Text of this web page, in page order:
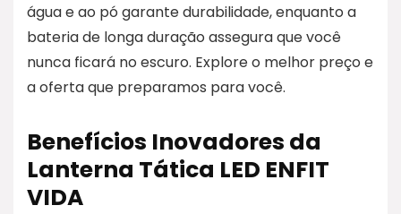
água e ao pó garante durabilidade, enquanto a
bateria de longa duração assegura que você
nunca ficará no escuro. Explore o melhor preço e
a oferta que preparamos para você.
Benefícios Inovadores da
Lanterna Tática LED ENFIT
VIDA